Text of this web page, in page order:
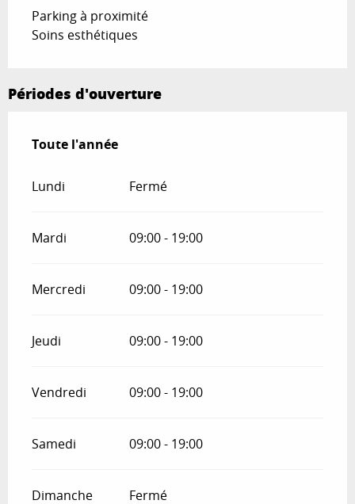
Parking à proximité
Soins esthétiques
Périodes d'ouverture
Toute l'année
Toute l'année
Lundi Fermé
Mardi 09:00 - 19:00
Mercredi 09:00 - 19:00
Jeudi 09:00 - 19:00
Vendredi 09:00 - 19:00
Samedi 09:00 - 19:00
Dimanche Fermé